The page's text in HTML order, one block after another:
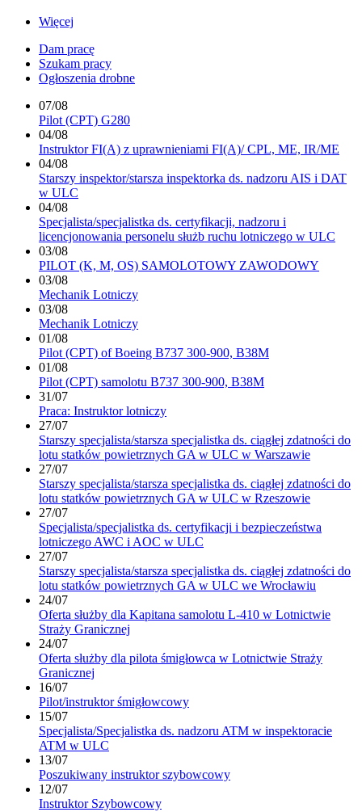
Więcej
Dam pracę
Szukam pracy
Ogłoszenia drobne
07/08
Pilot (CPT) G280
04/08
Instruktor FI(A) z uprawnieniami FI(A)/ CPL, ME, IR/ME
04/08
Starszy inspektor/starsza inspektorka ds. nadzoru AIS i DAT
w ULC
04/08
Specjalista/specjalistka ds. certyfikacji, nadzoru i
licencjonowania personelu służb ruchu lotniczego w ULC
03/08
PILOT (K, M, OS) SAMOLOTOWY ZAWODOWY
03/08
Mechanik Lotniczy
03/08
Mechanik Lotniczy
01/08
Pilot (CPT) of Boeing B737 300-900, B38M
01/08
Pilot (CPT) samolotu B737 300-900, B38M
31/07
Praca: Instruktor lotniczy
27/07
Starszy specjalista/starsza specjalistka ds. ciągłej zdatności do
lotu statków powietrznych GA w ULC w Warszawie
27/07
Starszy specjalista/starsza specjalistka ds. ciągłej zdatności do
lotu statków powietrznych GA w ULC w Rzeszowie
27/07
Specjalista/specjalistka ds. certyfikacji i bezpieczeństwa
lotniczego AWC i AOC w ULC
27/07
Starszy specjalista/starsza specjalistka ds. ciągłej zdatności do
lotu statków powietrznych GA w ULC we Wrocławiu
24/07
Oferta służby dla Kapitana samolotu L-410 w Lotnictwie
Straży Granicznej
24/07
Oferta służby dla pilota śmigłowca w Lotnictwie Straży
Granicznej
16/07
Pilot/instruktor śmigłowcowy
15/07
Specjalista/Specjalistka ds. nadzoru ATM w inspektoracie
ATM w ULC
13/07
Poszukiwany instruktor szybowcowy
12/07
Instruktor Szybowcowy